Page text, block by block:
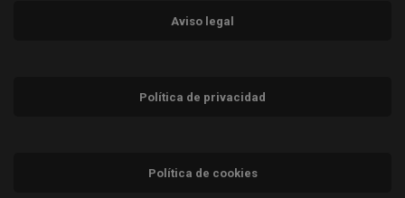
Aviso legal
Política de privacidad
Política de cookies